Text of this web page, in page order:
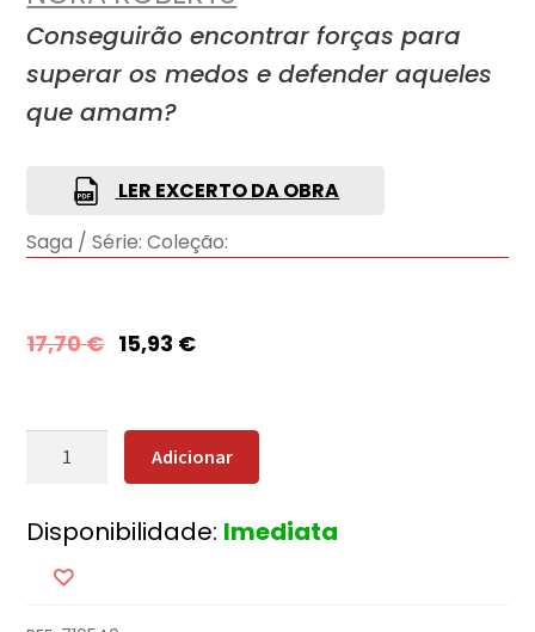
Conseguirão encontrar forças para
superar os medos e defender aqueles
que amam?
LER EXCERTO DA OBRA
Saga / Série: Coleção:
17,70€ 15,93 €
Quantidade
Perfeitas
Adicionar
Disponibilidade: Imediata